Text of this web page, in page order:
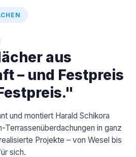
aus
– und Festpreis
und montiert Harald Schikora
Terrassenüberdachungen in ganz
Projekte – von Wesel bis
sich.